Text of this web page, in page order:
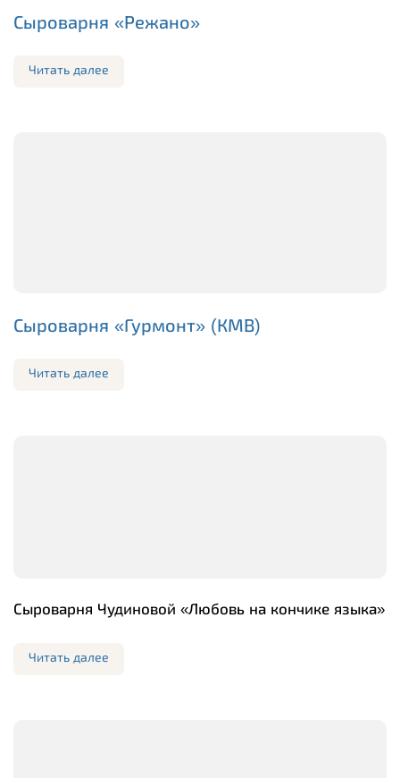
Сыроварня «Режано»
Читать далее
Сыроварня «Гурмонт» (КМВ)
Читать далее
Сыроварня Чудиновой «Любовь на кончике языка»
Читать далее